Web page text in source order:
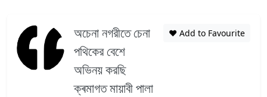
অচেনা নগরীতে চেনা
পথিকের বেশে
অভিনয় করছি
ক্ৰমাগত মায়াবী পালা
❤️ Add to Favourite